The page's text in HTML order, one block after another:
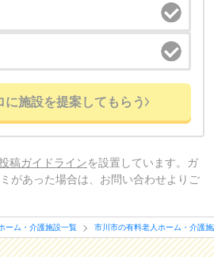
に施設を提案してもらう
稿ガイドラインを設置しています。ガ
があった場合は、お問い合わせよりご
ーム・介護施設一覧 市川市の有料老人ホーム・介護